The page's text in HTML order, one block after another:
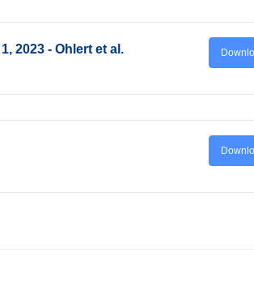
2023 - Ohlert et al.